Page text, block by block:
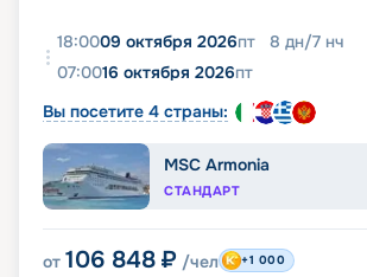
18:0009 октября 2026пт 8 дн/7 нч
07:0016 октября 2026пт
Вы посетите 4 страны:
MSC Armonia
СТАНДАРТ
от 106 848 ₽ /чел +1 000